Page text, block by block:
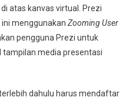
Menggunakan
Prezi
atas kanvas virtual. Prezi
menggunakan Zooming User
pengguna Prezi untuk
media presentasi
dahulu harus mendaftar